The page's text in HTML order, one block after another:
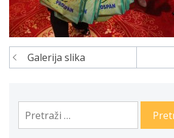
Navigacija
Galerija slika
Pretraga: